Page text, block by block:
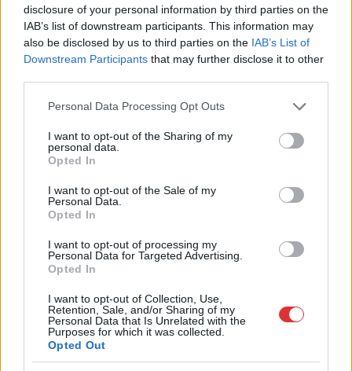
disclosure of your personal information by third parties on the
IAB’s list of downstream participants. This information may
also be disclosed by us to third parties on the IAB’s List of
Downstream Participants that may further disclose it to other
Please note that this website/app uses one or more Google
not limited to your visit or usage behaviour. You may click to
grant or deny consent to Google and its third-party tags to
use your data for below specified purposes in below Google
consent section.
Personal Data Processing Opt Outs
I want to opt-out of the Sharing of my
personal data.
Opted In
I want to opt-out of the Sale of my
Personal Data.
Opted In
I want to opt-out of processing my
Personal Data for Targeted Advertising.
Opted In
I want to opt-out of Collection, Use,
Retention, Sale, and/or Sharing of my
Personal Data that Is Unrelated with the
Purposes for which it was collected.
Opted Out
TOVÁBB OLVASOM
Magyarország alkotmány,amerikai,befolyásol,befolyásolás,
Friss: egy 208 centis amerikai centert igazolt az
Olajbányász
Egyelőre egy szezonra
amerikai